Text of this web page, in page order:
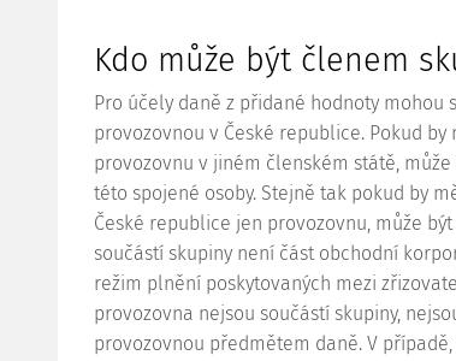
Kdo může být členem
Pro účely daně z přidané hodnoty mohou
provozovnou v České republice. Pokud
provozovnu v jiném členském státě,
této spojené osoby. Stejně tak pokud by
České republice jen provozovnu, může
součástí skupiny není část obchodní
režim plnění poskytovaných mezi
provozovna nejsou součástí skupiny,
provozovnou předmětem daně. V